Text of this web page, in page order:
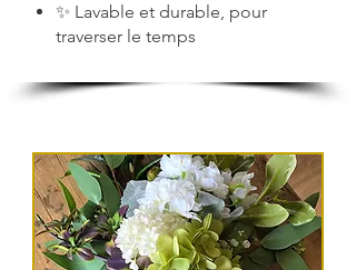
✨ Lavable et durable, pour
traverser le temps